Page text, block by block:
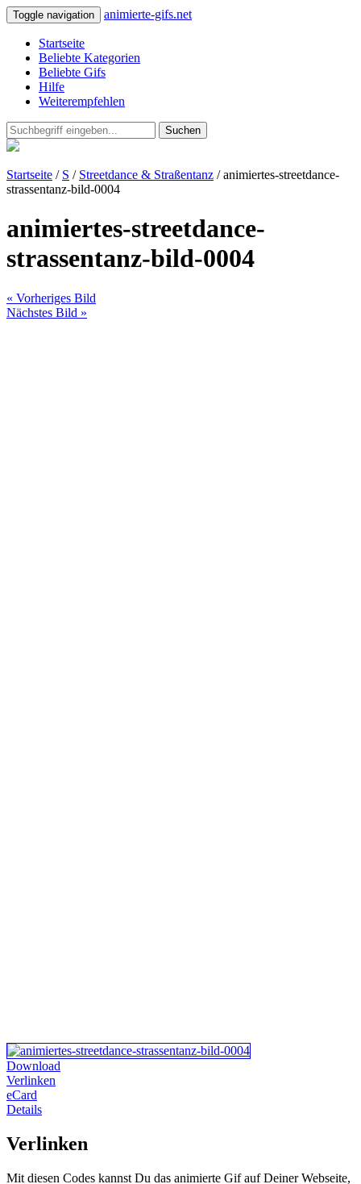
Toggle navigation animierte-gifs.net
Startseite
Beliebte Kategorien
Beliebte Gifs
Hilfe
Weiterempfehlen
Suchen
Startseite / S / Streetdance & Straßentanz / animiertes-streetdance-
strassentanz-bild-0004
animiertes-streetdance-
strassentanz-bild-0004
« Vorheriges Bild
Nächstes Bild »
Download
Verlinken
eCard
Details
Verlinken
Mit diesen Codes kannst Du das animierte Gif auf Deiner Webseite,